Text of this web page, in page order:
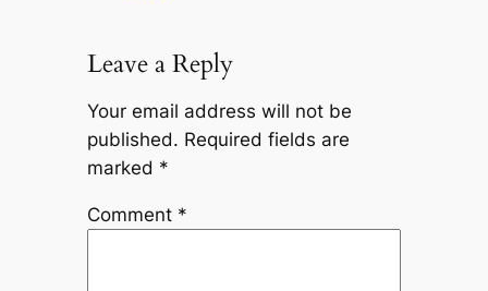
Leave a Reply
Your email address will not be
published. Required fields are
marked *
Comment *